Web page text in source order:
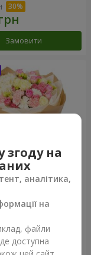
Замовити
Замовити
згоду на
аналітика,
на
файли
доступна